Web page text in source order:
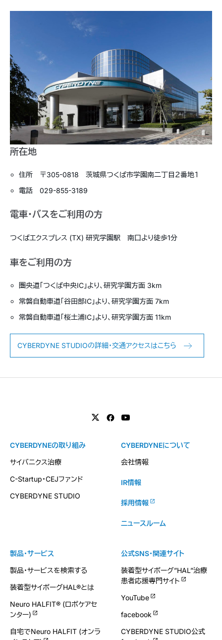
所在地
住所 〒305-0818 茨城県つくば市学園南二丁目２番地１
電話 029-855-3189
電車・バスをご利用の方
つくばエクスプレス (TX) 研究学園駅 南口より徒歩1分
車をご利用の方
圏央道「つくば中央IC」より、研究学園方面 3km
常磐自動車道「谷田部IC」より、研究学園方面 7km
常磐自動車道「桜土浦IC」より、研究学園方面 11km
CYBERDYNE STUDIOの詳細・交通アクセスはこちら
製品・サービス
製品・サービスを検索する
装着型サイボーグHAL®とは
Neuro HALFIT® (ロボケアセ
ンター)
自宅でNeuro HALFIT (オンラ
CYBERDYNEの取り組み
サイバニクス治療
C-Startup・CEJファンド
CYBERDYNE STUDIO
CYBERDYNEについて
会社情報
IR情報
採用情報
ニュースルーム
公式SNS・関連サイト
装着型サイボーグ”HAL”治療
患者応援専門サイト
YouTube
facebook
CYBERDYNE STUDIO公式